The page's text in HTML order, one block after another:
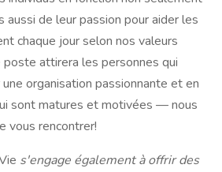
aussi de leur passion pour aider les
chaque jour selon nos valeurs
attirera les personnes qui
organisation passionnante et en
sont matures et motivées — nous
vous rencontrer!
s'engage également à offrir des